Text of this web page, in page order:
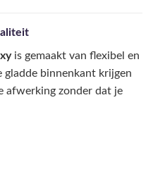
is gemaakt van flexibel en
gladde binnenkant krijgen
afwerking zonder dat je